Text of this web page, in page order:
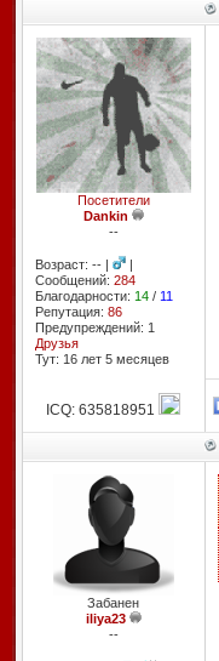
Посетители
Dankin
--
Возраст: -- |
|
Сообщений: 284
Благодарности: 14/ 11
Репутация: 86
Предупреждений: 1
Друзья
Тут: 16 лет 5 месяцев
ICQ: 635818951
Забанен
iliya23
--